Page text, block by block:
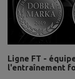
Ligne FT -
l'entraînement